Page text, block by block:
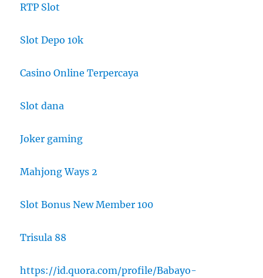
RTP Slot
Slot Depo 10k
Casino Online Terpercaya
Slot dana
Joker gaming
Mahjong Ways 2
Slot Bonus New Member 100
Trisula 88
https://id.quora.com/profile/Babayo-